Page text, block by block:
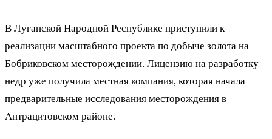
В Луганской Народной Республике приступили к
реализации масштабного проекта по добыче золота на
Бобриковском месторождении. Лицензию на разработку
недр уже получила местная компания, которая начала
предварительные исследования месторождения в
Антрацитовском районе.